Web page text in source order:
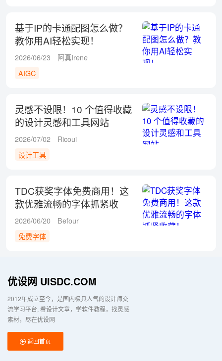
基于IP的卡通配图怎么做？
教你用AI轻松实现！
2026/06/23
阿真Irene
AIGC
灵感不设限！10 个值得收藏
的设计灵感和工具网站
2026/07/02
Ricoui
设计工具
TDC获奖字体免费商用！这
款优雅流畅的字体抓紧收
藏！
2026/06/20
Befour
免费字体
优设网 UISDC.COM
2012年成立至今，是国内极具人气的设计师交
流学习平台 看设计文章，学软件教程，找灵感
素材，尽在优设网
返回首页